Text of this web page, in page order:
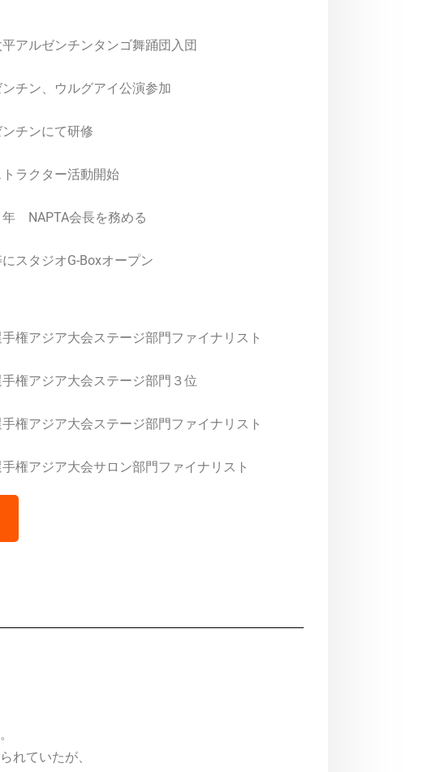
アルゼンチンタンゴ舞踊団入団
チン、ウルグアイ公演参加
チンにて研修
ラクター活動開始
年 NAPTA会長を務める
スタジオG-Boxオープン
権アジア大会ステージ部門ファイナリスト
権アジア大会ステージ部門３位
権アジア大会ステージ部門ファイナリスト
権アジア大会サロン部門ファイナリスト
れていたが、